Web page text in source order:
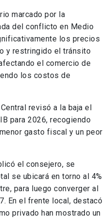
marcado por la
del conflicto en Medio
los precios
y restringido el tránsito
el comercio de
los costos de
revisó a la baja el
para 2026, recogiendo
gasto fiscal y un peor
el consejero, se
se ubicará en torno al 4%
para luego converger al
En el frente local, destacó
privado han mostrado un